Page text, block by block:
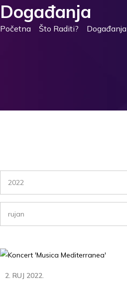
Događanja
Početna Što Raditi? Događanja
2022
rujan
2. RUJ 2022.